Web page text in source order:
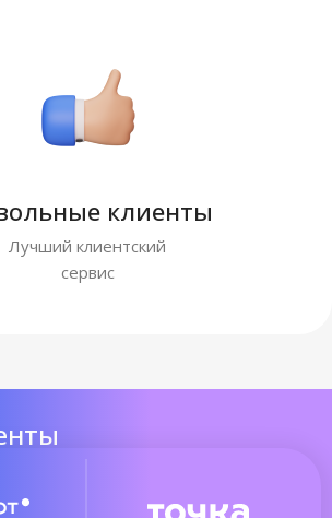
клиенты
Лучший клиентский
сервис